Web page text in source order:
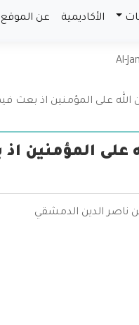
الأكاديمية عن الموقع
على المؤمنين اذ بعث
على المؤمنين
ناصر الدين الدمشقي